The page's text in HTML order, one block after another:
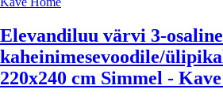
Elevandiluu värvi 3-
kaheinimesevoodile/
220x240 cm Simmel -